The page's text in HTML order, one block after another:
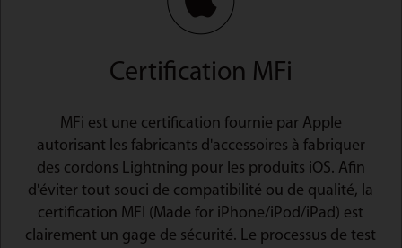
Certification MFi
MFi est une certification fournie par Apple
autorisant les fabricants d'accessoires à fabriquer
des cordons Lightning pour les produits iOS. Afin
d'éviter tout souci de compatibilité ou de qualité, la
certification MFI (Made for iPhone/iPod/iPad) est
clairement un gage de sécurité. Le processus de test